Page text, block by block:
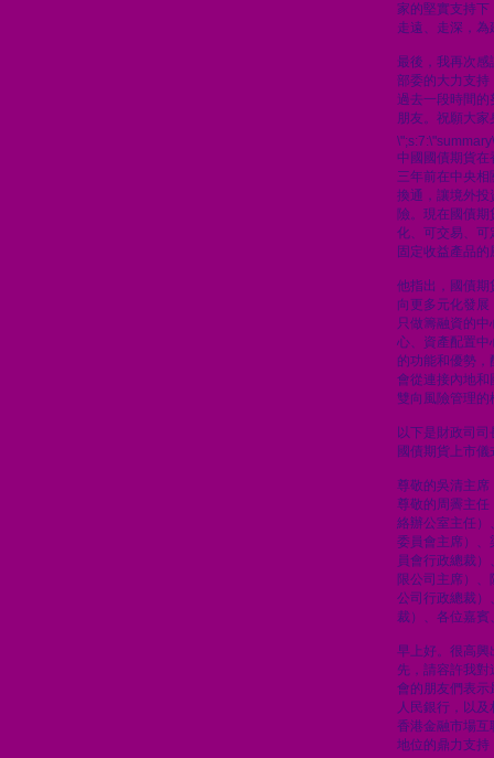
家的堅實支持下
走遠、走深，
最後，我再次
部委的大力支持
過去一段時間
朋友。祝願大
中國國債期貨在
三年前在中央
換通，讓境外投
險。現在國債
化、可交易、可
固定收益產品
他指出，國債期
向更多元化發
只做籌融資的
心、資產配置中
的功能和優勢
會從連接內地和
雙向風險管理的
以下是財政司
國債期貨上市
尊敬的吳清主席
尊敬的周霽主任
絡辦公室主任）
委員會主席）、
員會行政總裁
限公司主席）
公司行政總裁）
裁）、各位嘉賓
早上好。很高興
先，請容許我
會的朋友們表示
人民銀行，以
香港金融市場互
地位的鼎力支持